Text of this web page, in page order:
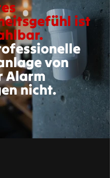
ist
von
Alarm
nicht.